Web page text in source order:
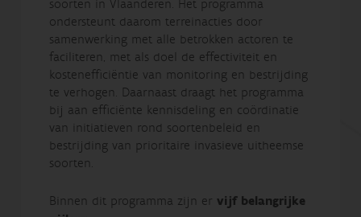
soorten in Vlaanderen. Het programma
ondersteunt daarom terreinacties door
samenwerking met alle betrokken actoren te
faciliteren, met als doel de effectiviteit en
kostenefficiëntie van monitoring en bestrijding
te verhogen. Daarnaast draagt het programma
bij aan efficiënte kennisdeling en coördinatie
van initiatieven rond soortenbeleid en
bestrijding van prioritaire invasieve uitheemse
soorten.
Binnen dit programma zijn ervijf belangrijke